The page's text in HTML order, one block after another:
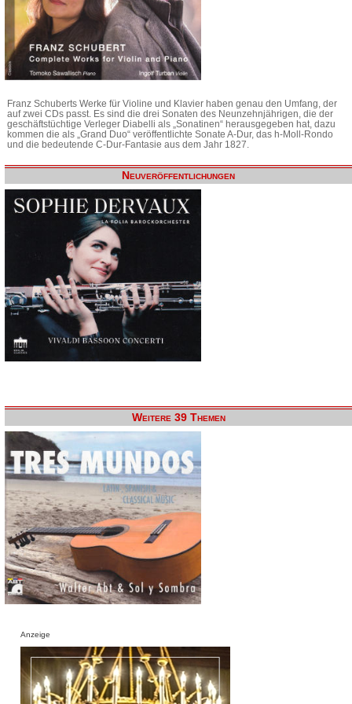
Franz Schuberts Werke für Violine und Klavier haben genau den Umfang, der
auf zwei CDs passt. Es sind die drei Sonaten des Neunzehnjährigen, die der
geschäftstüchtige Verleger Diabelli als „Sonatinen“ herausgegeben hat, dazu
kommen die als „Grand Duo“ veröffentlichte Sonate A-Dur, das h-Moll-Rondo
und die bedeutende C-Dur-Fantasie aus dem Jahr 1827.
Neuveröffentlichungen
Weitere 39 Themen
Anzeige